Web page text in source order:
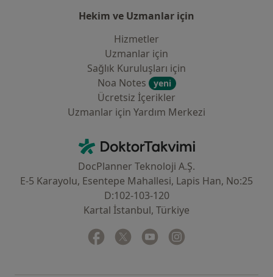
Hekim ve Uzmanlar için
Hizmetler
Uzmanlar için
Sağlık Kuruluşları için
Noa Notes
yeni
Ücretsiz İçerikler
Uzmanlar için Yardım Merkezi
DoktorTakvimi - Ana Sayfa
DocPlanner Teknoloji A.Ş.
E-5 Karayolu, Esentepe Mahallesi, Lapis Han, No:25
D:102-103-120
Kartal İstanbul, Türkiye
Facebook
yeni bir sekmede açılır
Twitter
yeni bir sekmede açılır
Youtube
yeni bir sekmede açılır